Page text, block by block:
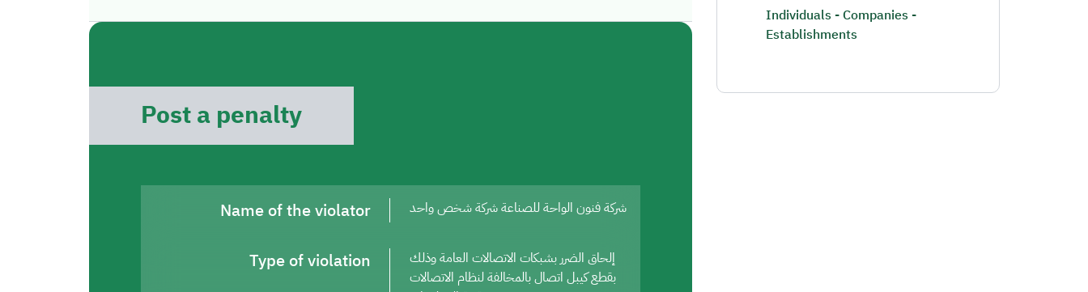
Post a penalty
Name of the violator شركة فنون الواحة للصناعة شركة شخص واحد
Type of violation
إلحاق الضرر بشبكات الاتصالات العامة وذلك
بقطع كيبل اتصال بالمخالفة لنظام الاتصالات
Individuals - Companies -
Establishments